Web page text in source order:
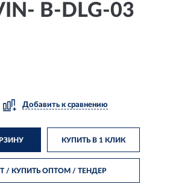
B-DLG-03
Добавить к сравнению
КУПИТЬ В 1 КЛИК
/ КУПИТЬ ОПТОМ/ ТЕНДЕР